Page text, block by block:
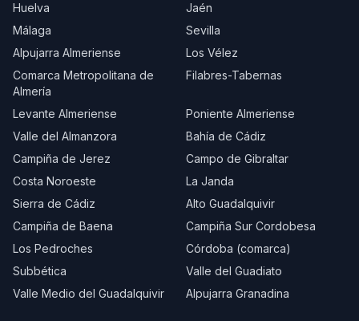
Huelva
Jaén
Málaga
Sevilla
Alpujarra Almeriense
Los Vélez
Comarca Metropolitana de
Almería
Filabres-Tabernas
Levante Almeriense
Poniente Almeriense
Valle del Almanzora
Bahía de Cádiz
Campiña de Jerez
Campo de Gibraltar
Costa Noroeste
La Janda
Sierra de Cádiz
Alto Guadalquivir
Campiña de Baena
Campiña Sur Cordobesa
Los Pedroches
Córdoba (comarca)
Subbética
Valle del Guadiato
Valle Medio del Guadalquivir
Alpujarra Granadina